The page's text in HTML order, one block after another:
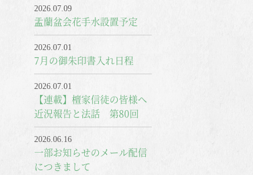
2026.07.09
盂蘭盆会花手水設置予定
2026.07.01
7月の御朱印書入れ日程
2026.07.01
【連載】檀家信徒の皆様へ
近況報告と法話 第80回
2026.06.16
一部お知らせのメール配信
につきまして